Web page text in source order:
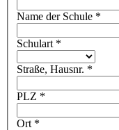
Name der Schule *
Schulart *
Straße, Hausnr. *
PLZ *
Ort *